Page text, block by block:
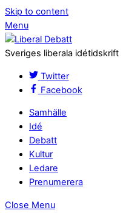
Skip to content
Menu
Sveriges liberala idétidskrift
Twitter
Facebook
Samhälle
Idé
Debatt
Kultur
Ledare
Prenumerera
Close Menu